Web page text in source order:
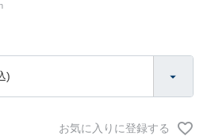
お気に入りに登録する